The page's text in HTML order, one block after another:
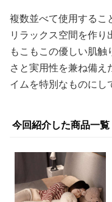
複数並べて使用するこ
リラックス空間を作り
もこもこの優しい肌
さと実用性を兼ね備え
イムを特別なものにし
今回紹介した商品一覧